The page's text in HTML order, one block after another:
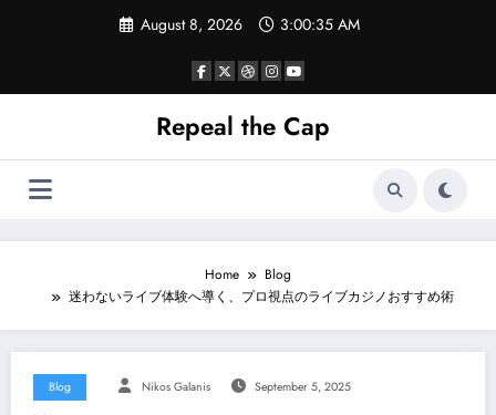
August 8, 2026 3:00:36 AM
Repeal the Cap
Home
Blog
迷わないライブ体験へ導く、プロ視点のライブカジノおすすめ術
Blog Nikos Galanis September 5, 2025